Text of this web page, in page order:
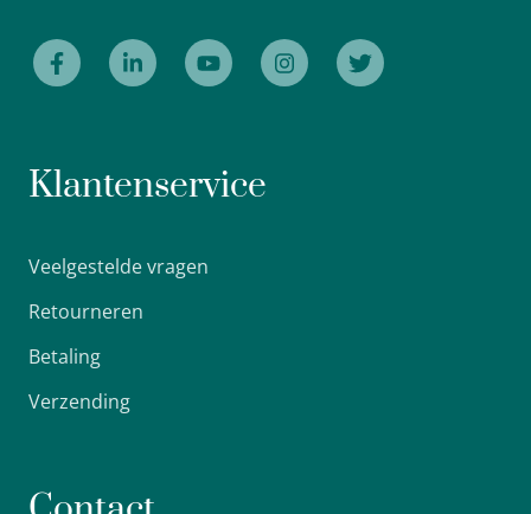
Klantenservice
Veelgestelde vragen
Retourneren
Betaling
Verzending